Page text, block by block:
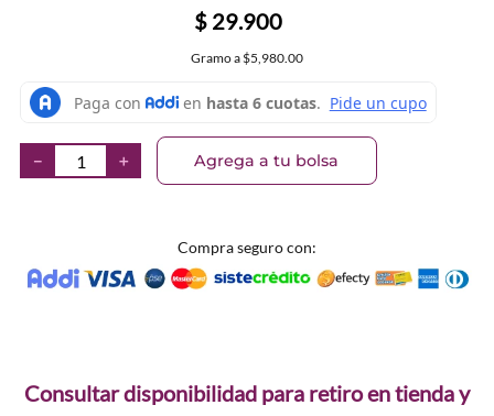
$ 29.900
Gramoa $5,980.00
＋
－ Agrega a tu bolsa
Compra seguro con:
Consultar disponibilidad para retiro en tienda y